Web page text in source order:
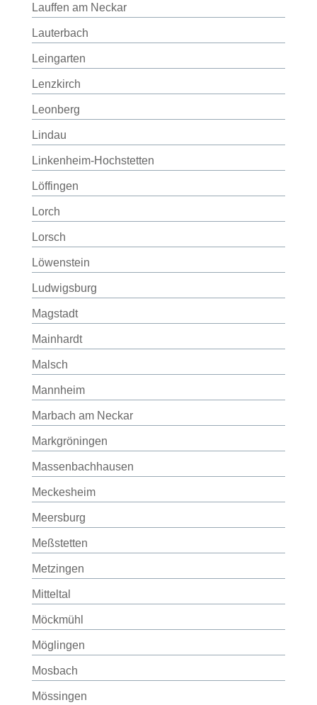
Lauffen am Neckar
Lauterbach
Leingarten
Lenzkirch
Leonberg
Lindau
Linkenheim-Hochstetten
Löffingen
Lorch
Lorsch
Löwenstein
Ludwigsburg
Magstadt
Mainhardt
Malsch
Mannheim
Marbach am Neckar
Markgröningen
Massenbachhausen
Meckesheim
Meersburg
Meßstetten
Metzingen
Mitteltal
Möckmühl
Möglingen
Mosbach
Mössingen